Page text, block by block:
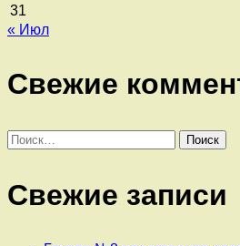
31
« Июл
Свежие
Найти:
Свежие записи